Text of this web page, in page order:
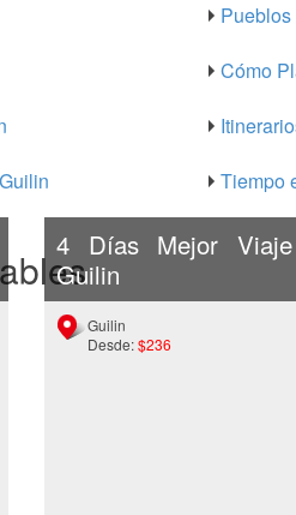
Cómo
Tiempo
4 Días Mejor
Guilin
Guilin
Desde:$236